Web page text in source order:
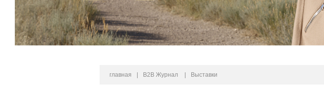
главная B2B Журнал Выставки